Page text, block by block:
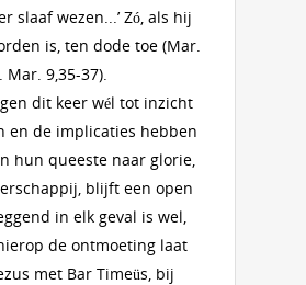
slaaf wezen...’ Zó, als hij
is, ten dode toe (Mar.
Mar. 9,35-37).
dit keer wél tot inzicht
en de implicaties hebben
hun queeste naar glorie,
blijft een open
in elk geval is wel,
de ontmoeting laat
met Bar Timeüs, bij